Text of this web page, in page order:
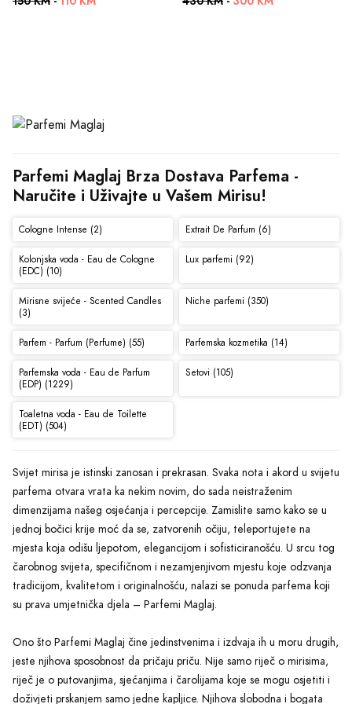
Parfemi Maglaj Brza Dostava Parfema -
Naručite i Uživajte u Vašem Mirisu!
Cologne Intense (2) Extrait De Parfum (6)
Kolonjska voda - Eau de Cologne
(EDC) (10)
Lux parfemi (92)
Mirisne svijeće - Scented Candles
(3)
Niche parfemi (350)
Parfem - Parfum (Perfume) (55) Parfemska kozmetika (14)
Parfemska voda - Eau de Parfum
(EDP) (1229)
Setovi (105)
Toaletna voda - Eau de Toilette
(EDT) (504)
Svijet mirisa je istinski zanosan i prekrasan. Svaka nota i akord u svijetu
parfema otvara vrata ka nekim novim, do sada neistraženim
dimenzijama našeg osjećanja i percepcije. Zamislite samo kako se u
jednoj bočici krije moć da se, zatvorenih očiju, teleportujete na
mjesta koja odišu ljepotom, elegancijom i sofisticiranošću. U srcu tog
čarobnog svijeta, specifičnom i nezamjenjivom mjestu koje odzvanja
tradicijom, kvalitetom i originalnošću, nalazi se ponuda parfema koji
su prava umjetnička djela – Parfemi Maglaj.
Ono što Parfemi Maglaj čine jedinstvenima i izdvaja ih u moru drugih,
jeste njihova sposobnost da pričaju priču. Nije samo riječ o mirisima,
riječ je o putovanjima, sjećanjima i čarolijama koje se mogu osjetiti i
doživjeti prskanjem samo jedne kapljice. Njihova slobodna i bogata